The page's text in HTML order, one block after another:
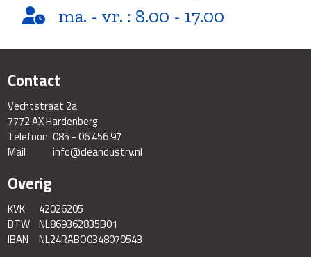
ma. - vr. : 8.00 - 17.00
Contact
Vechtstraat 2a
7772 AX Hardenberg
Telefoon 085 - 06 456 97
Mail
info@cleandustry.nl
Overig
KVK
42026205
BTW NL869362835B01
IBAN
NL24RABO0348070543